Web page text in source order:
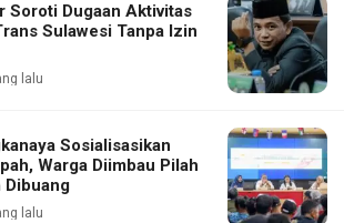
Soroti Dugaan Aktivitas
Sulawesi Tanpa Izin
lalu
Sosialisasikan
Warga Diimbau Pilah
Dibuang
lalu